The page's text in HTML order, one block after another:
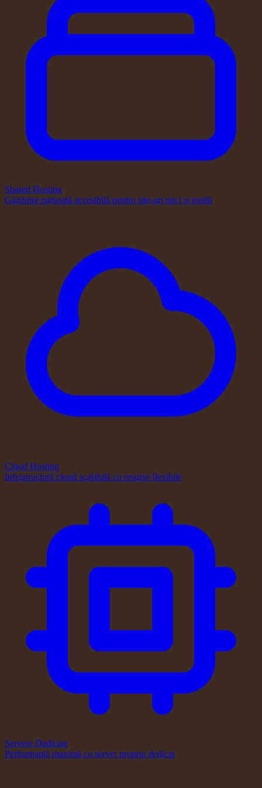
Shared Hosting
Găzduire partajată accesibilă pentru site-uri mici și medii
Cloud Hosting
Infrastructură cloud scalabilă cu resurse flexibile
Servere Dedicate
Performanță maximă cu server propriu dedicat